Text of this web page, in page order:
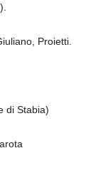
Proietti.
di Stabia)